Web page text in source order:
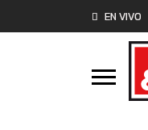
EN VIVO